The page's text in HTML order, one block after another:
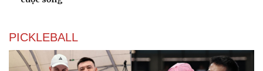
PICKLEBALL